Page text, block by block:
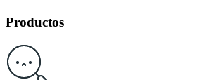
Productos